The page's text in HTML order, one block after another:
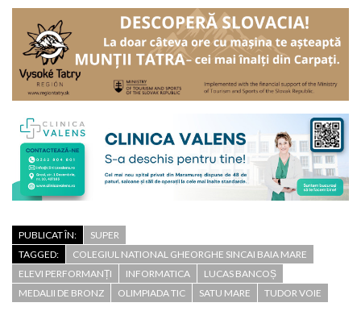
PUBLICAT ÎN:
SUPER
TAGGED:
COLEGIUL NATIONAL GHEORGHE SINCAI BAIA MARE
ELEVI PERFORMANȚI
INFORMATICA
LUCAS BANCOȘ
MEDALII DE BRONZ
OLIMPIADA TIC SATU MARE TUDOR VOIE